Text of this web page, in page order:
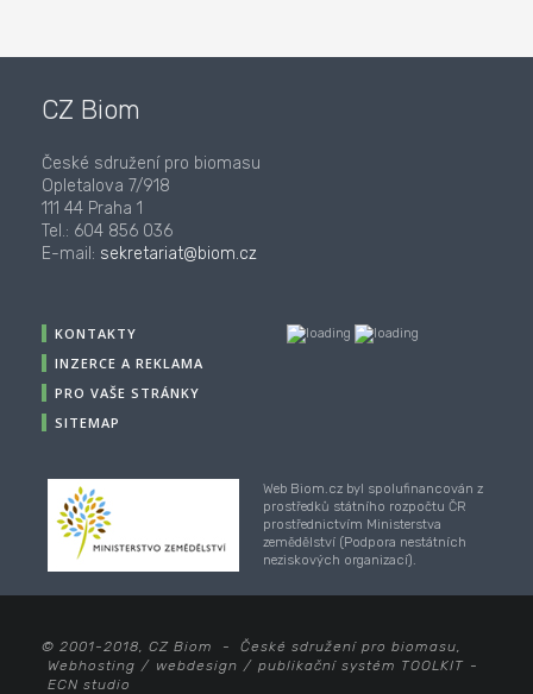
CZ Biom
České sdružení pro biomasu
Opletalova 7/918
111 44 Praha 1
Tel.: 604 856 036
E-mail: sekretariat@biom.cz
KONTAKTY
INZERCE A REKLAMA
PRO VAŠE STRÁNKY
SITEMAP
Web Biom.cz byl spolufinancován z
prostředků státního rozpočtu ČR
prostřednictvím Ministerstva
zemědělství (Podpora nestátních
neziskových organizací).
© 2001-2018, CZ Biom - České sdružení pro biomasu,
Webhosting / webdesign / publikační systém TOOLKIT -
ECN studio